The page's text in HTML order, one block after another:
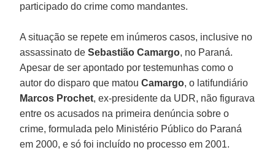
participado do crime como mandantes.
A situação se repete em inúmeros casos, inclusive no
assassinato deSebastião Camargo, no Paraná.
Apesar de ser apontado por testemunhas como o
autor do disparo que matouCamargo, o latifundiário
Marcos Prochet, ex-presidente da UDR, não figurava
entre os acusados na primeira denúncia sobre o
crime, formulada pelo Ministério Público do Paraná
em 2000, e só foi incluído no processo em 2001.